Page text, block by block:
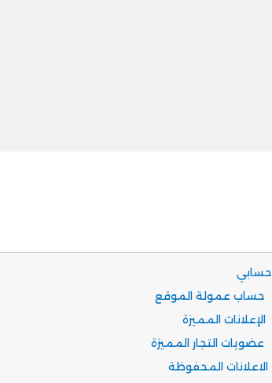
حسابي
حساب عمولة الموقع
الإعلانات المميزة
عضويات التجار المميزة
الاعلانات المحفوظة